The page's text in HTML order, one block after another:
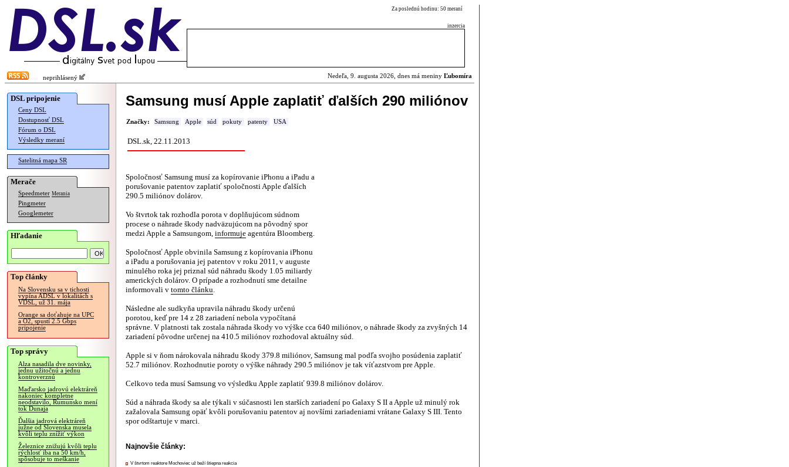
Za poslednú hodinu: 50 meraní
inzercia
neprihlásený Nedeľa, 9. augusta 2026, dnes má meniny Ľubomíra
DSL pripojenie
Ceny DSL
Dostupnosť DSL
Fórum o DSL
Výsledky meraní
Satelitná mapa SR
Merače
Speedmeter Merania
Pingmeter
Googlemeter
Hľadanie
Top články
Na Slovensku sa v tichosti
vypína ADSL v lokalitách s
VDSL, už 31. mája
Orange sa doťahuje na UPC
a O2, spustí 2.5 Gbps
pripojenie
Top správy
Alza nasadila dve novinky,
jednu užitočnú a jednu
kontroverznú
Maďarsko jadrovú elektráreň
nakoniec kompletne
neodstavilo, Rumunsko mení
tok Dunaja
Ďalšia jadrová elektráreň
južne od Slovenska musela
kvôli teplu znížiť výkon
Železnice znižujú kvôli teplu
rýchlosť iba na 50 km/h,
spôsobuje to meškanie
Samsung musí Apple zaplatiť ďalších 290 miliónov
Značky: Samsung Apple súd pokuty patenty USA
DSL.sk, 22.11.2013
Spoločnosť Samsung musí za kopírovanie iPhonu a iPadu a
porušovanie patentov zaplatiť spoločnosti Apple ďalších
290.5 miliónov dolárov.
Vo štvrtok tak rozhodla porota v doplňujúcom súdnom
procese o náhrade škody nadväzujúcom na pôvodný spor
medzi Apple a Samsungom, informuje agentúra Bloomberg.
Spoločnosť Apple obvinila Samsung z kopírovania iPhonu
a iPadu a porušovania jej patentov v roku 2011, v auguste
minulého roka jej priznal súd náhradu škody 1.05 miliardy
amerických dolárov. O prípade a rozhodnutí sme detailne
informovali v tomto článku.
Následne ale sudkyňa upravila náhradu škody určenú
porotou, keď pre 14 z 28 zariadení nebola vypočítaná
správne. V platnosti tak zostala náhrada škody vo výške cca 640 miliónov, o náhrade škody za zvyšných 14
zariadení pôvodne určenej na 410.5 miliónov rozhodoval aktuálny súd.
Apple si v ňom nárokovala náhradu škody 379.8 miliónov, Samsung mal podľa svojho posúdenia zaplatiť
52.7 miliónov. Rozhodnutie poroty o výške náhrady 290.5 miliónov je tak víťazstvom pre Apple.
Celkovo teda musí Samsung vo výsledku Apple zaplatiť 939.8 miliónov dolárov.
Súd a náhrada škody sa ale týkali v súčasnosti len starších zariadení po Galaxy S II a Apple už minulý rok
zažalovala Samsung opäť kvôli porušovaniu patentov aj novšími zariadeniami vrátane Galaxy S III. Tento
spor odštartuje v marci.
Najnovšie články:
V štvrtom reaktore Mochoviec už beží štiepna reakcia